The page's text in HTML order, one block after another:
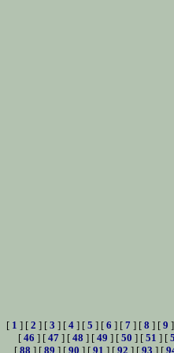
[ 1 ] [ 2 ] [ 3 ] [ 4 ] [ 5 ] [ 6 ] [ 7 ] [ 8 ] [ 9
[ 46 ] [ 47] [ 48 ] [ 49 ] [ 50 ] [ 51 ] [
[ 88 ] [ 89 ] [ 90 ] [ 91 ] [ 92 ] [ 93 ] [